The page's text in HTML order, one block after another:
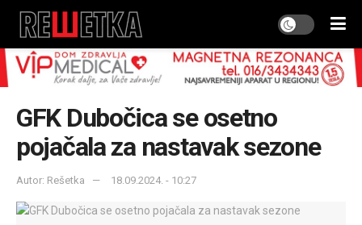
GFK Dubočica se osetno
pojačala za nastavak sezone
Autor: Rešetka 18.09.2024. - 10:27